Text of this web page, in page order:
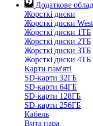
Додаткове
Жорсткі диски
Жорсткі диски
Жорсткі диски 1ТБ
Жорсткі диски 2ТБ
Жорсткі диски 3ТБ
Жорсткі диски 4ТБ
Карти пам'яті
SD-карти 32ГБ
SD-карти 64ГБ
SD-карти 128ГБ
SD-карти 256ГБ
Кабель
Вита пара